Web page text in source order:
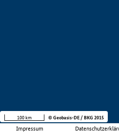
Impressum
100 km © Geobasis-DE / BKG 2015